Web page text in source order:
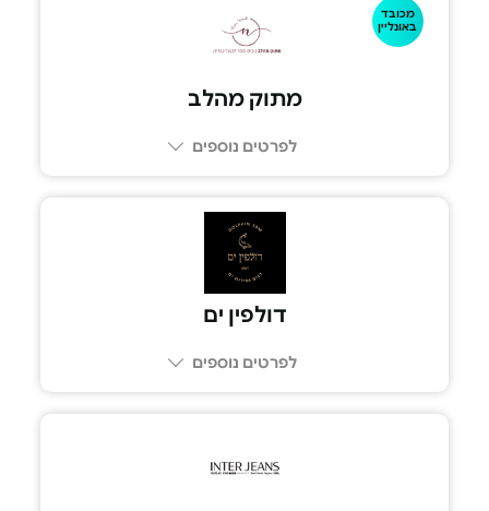
מכובד
באונליין
מתוק מהלב
לפרטים נוספים
דולפין ים
לפרטים נוספים